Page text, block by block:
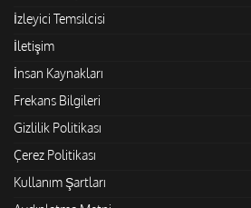
İzleyici Temsilcisi
İletişim
İnsan Kaynakları
Frekans Bilgileri
Gizlilik Politikası
Çerez Politikası
Kullanım Şartları